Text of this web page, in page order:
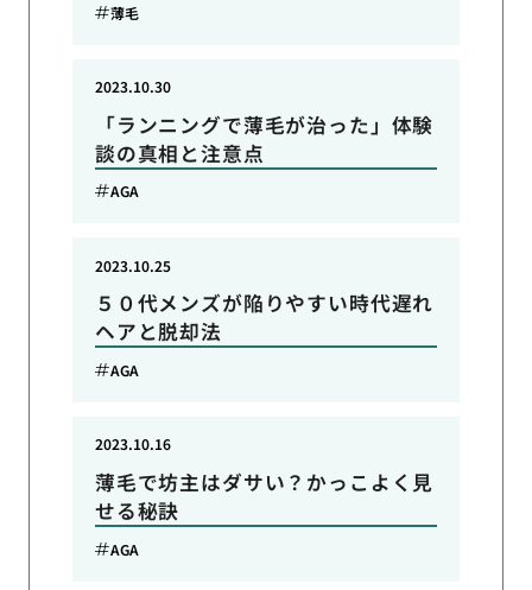
薄毛
「ランニングで薄毛が治った」体験
談の真相と注意点
2023.10.30
AGA
５０代メンズが陥りやすい時代遅れ
ヘアと脱却法
2023.10.25
AGA
薄毛で坊主はダサい？かっこよく見
せる秘訣
2023.10.16
AGA